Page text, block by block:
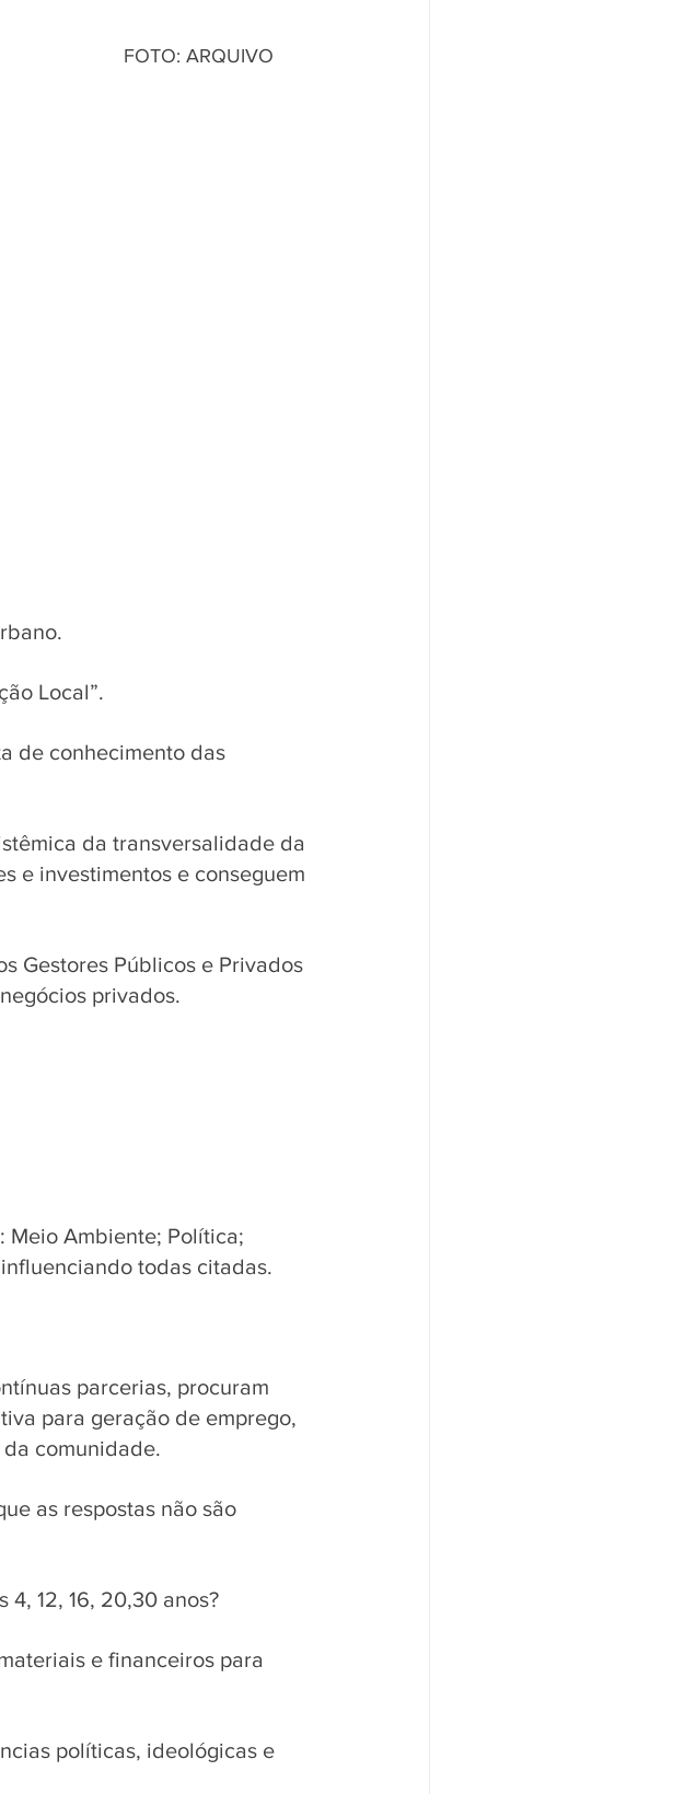
Local”.
de conhecimento das
da transversalidade da
e investimentos e conseguem
Gestores Públicos e Privados
privados.
Meio Ambiente; Política;
todas citadas.
parcerias, procuram
para geração de emprego,
comunidade.
as respostas não são
12, 16, 20,30 anos?
e financeiros para
políticas, ideológicas e